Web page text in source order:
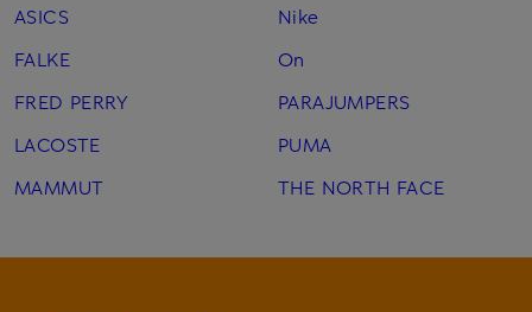
ASICS
FALKE
FRED PERRY
LACOSTE
MAMMUT
Nike
On
PARAJUMPERS
PUMA
THE NORTH FACE